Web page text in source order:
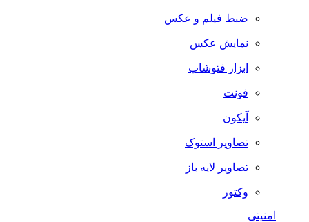
ضبط فيلم و عكس
نمایش عکس
ابزار فتوشاپ
فونت
آیکون
تصاویر استوک
تصاویر لایه باز
وکتور
امنیتی